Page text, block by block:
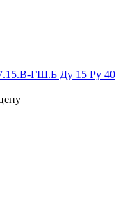
ГШ.Б Ду 15 Ру 40